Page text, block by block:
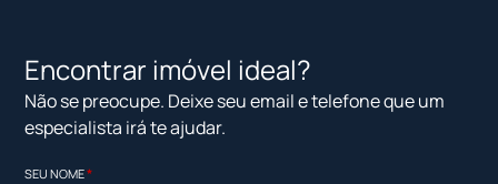
Encontrar imóvel ideal?
Não se preocupe. Deixe seu email e telefone que um
especialista irá te ajudar.
SEU NOME*